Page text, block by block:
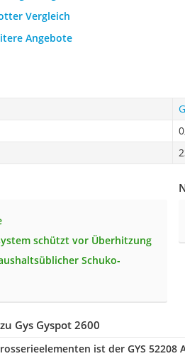
Vergleich
Angebote
schützt vor Überhitzung
Schuko-
Gys Gyspot 2600
ist der GYS 52208